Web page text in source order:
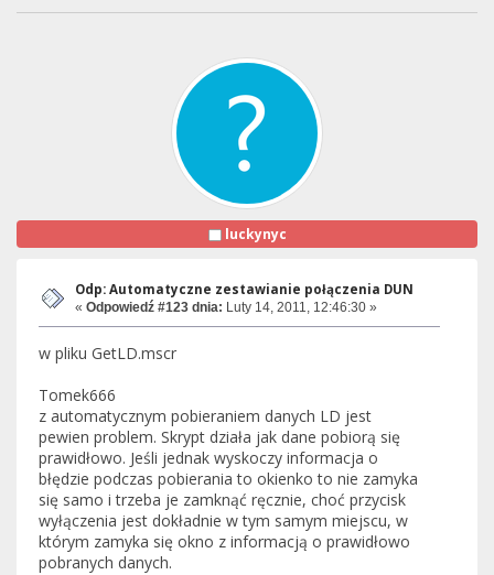
luckynyc
Odp: Automatyczne zestawianie połączenia DUN
« Odpowiedź #123 dnia: Luty 14, 2011, 12:46:30 »
w pliku GetLD.mscr
Tomek666
z automatycznym pobieraniem danych LD jest
pewien problem. Skrypt działa jak dane pobiorą się
prawidłowo. Jeśli jednak wyskoczy informacja o
błędzie podczas pobierania to okienko to nie zamyka
się samo i trzeba je zamknąć ręcznie, choć przycisk
wyłączenia jest dokładnie w tym samym miejscu, w
którym zamyka się okno z informacją o prawidłowo
pobranych danych.